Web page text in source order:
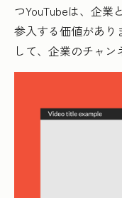
つYouTubeは、企業
参入する価値があり
して、企業のチャン